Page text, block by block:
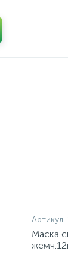
Артикул:
Маска